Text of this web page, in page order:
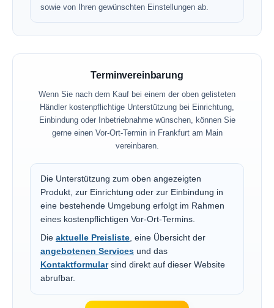
sowie von Ihren gewünschten Einstellungen ab.
Terminvereinbarung
Wenn Sie nach dem Kauf bei einem der oben gelisteten
Händler kostenpflichtige Unterstützung bei Einrichtung,
Einbindung oder Inbetriebnahme wünschen, können Sie
gerne einen Vor-Ort-Termin in Frankfurt am Main
vereinbaren.
Die Unterstützung zum oben angezeigten
Produkt, zur Einrichtung oder zur Einbindung in
eine bestehende Umgebung erfolgt im Rahmen
eines kostenpflichtigen Vor-Ort-Termins.
Die aktuelle Preisliste , eine Übersicht der
angebotenen Services und das
Kontaktformularsind direkt auf dieser Website
abrufbar.